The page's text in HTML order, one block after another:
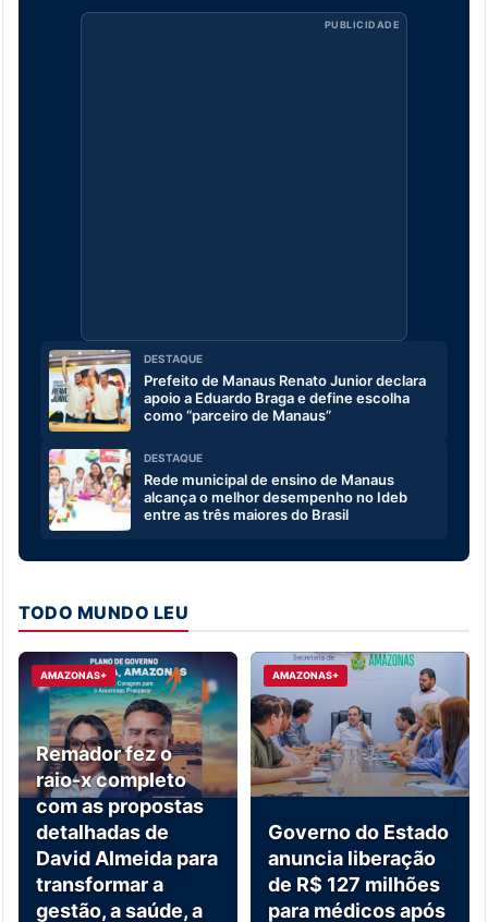
PUBLICIDADE
DESTAQUE
Prefeito de Manaus Renato Junior declara
apoio a Eduardo Braga e define escolha
como “parceiro de Manaus”
DESTAQUE
Rede municipal de ensino de Manaus
alcança o melhor desempenho no Ideb
entre as três maiores do Brasil
TODO MUNDO LEU
AMAZONAS+
Remador fez o
raio-x completo
com as propostas
detalhadas de
David Almeida para
transformar a
gestão, a saúde, a
AMAZONAS+
Governo do Estado
anuncia liberação
de R$ 127 milhões
para médicos após